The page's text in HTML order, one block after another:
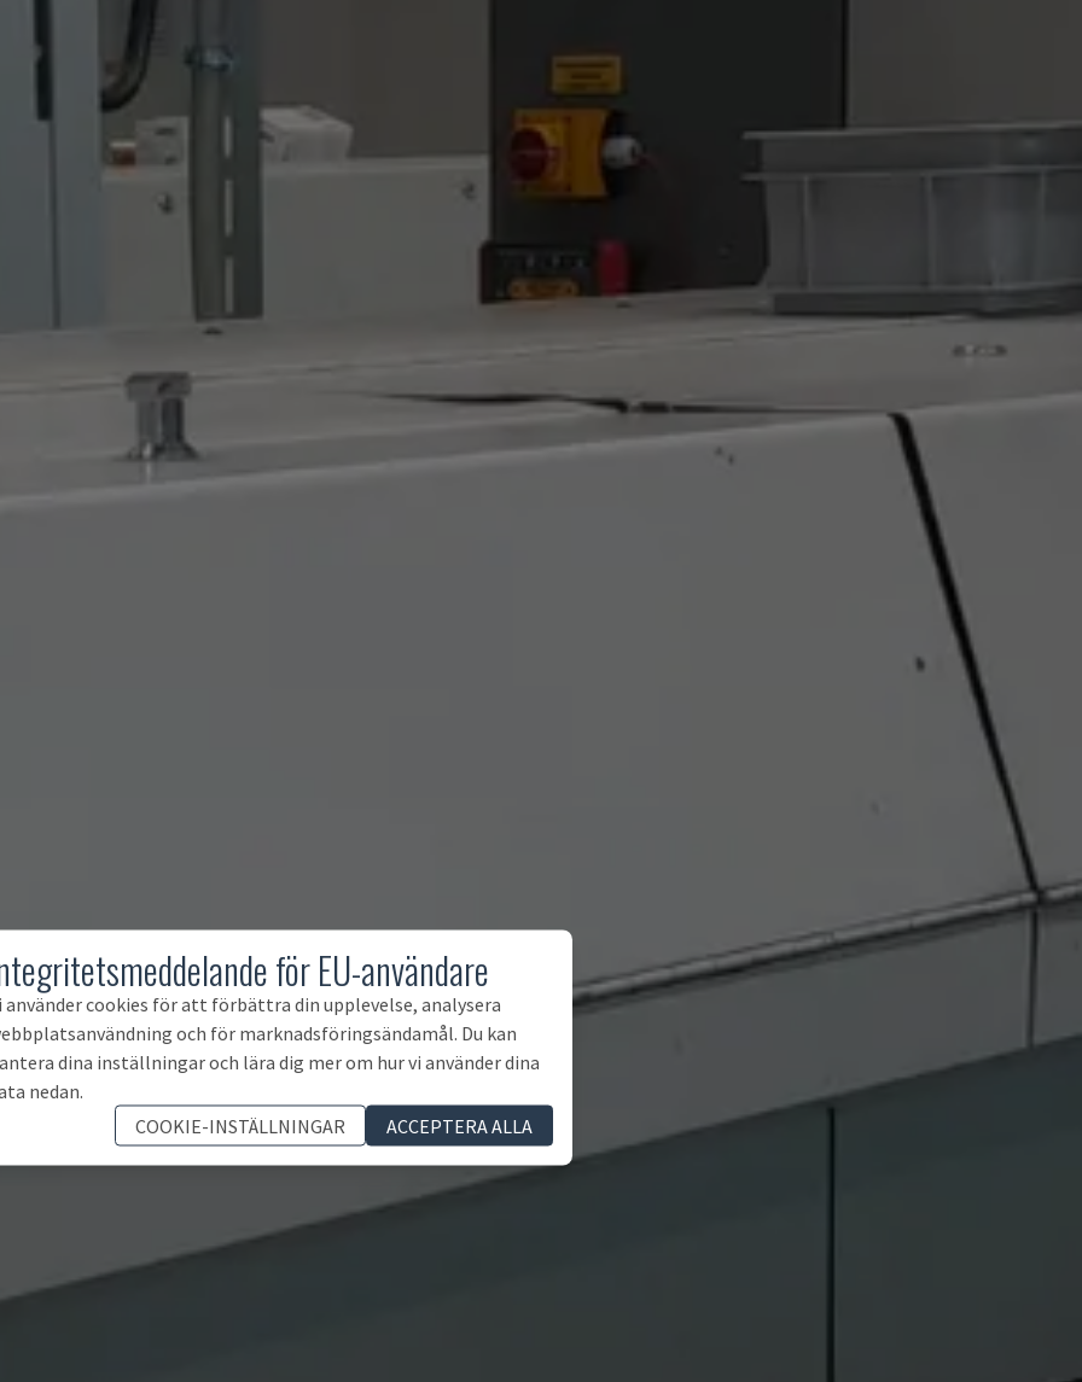
för EU-användare
använder cookies för att förbättra din upplevelse, analysera
och för marknadsföringsändamål. Du kan
dina inställningar och lära dig mer om hur vi använder dina
nedan.
COOKIE-INSTÄLLNINGAR
ACCEPTERA ALLA